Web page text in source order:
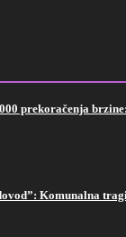
prekoračenja
Komunalna